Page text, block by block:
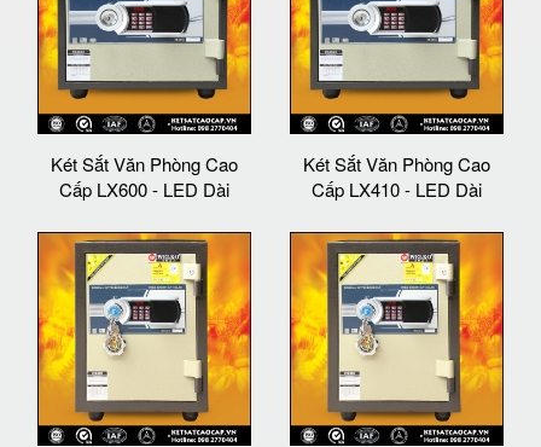
Két Sắt Văn Phòng Cao
Cấp LX600 - LED Dài
Két Sắt Văn Phòng Cao
Cấp LX410 - LED Dài